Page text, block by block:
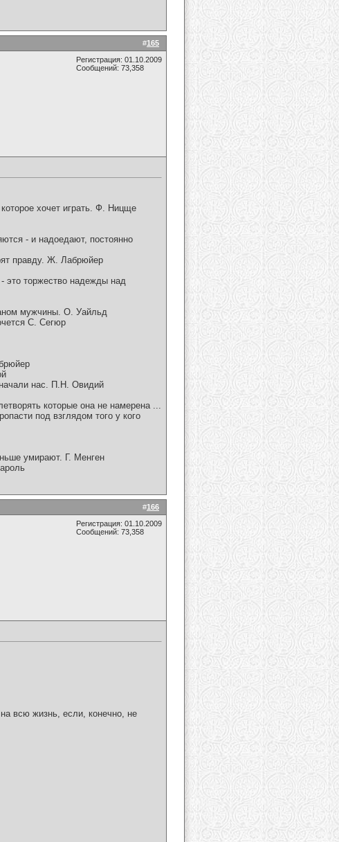
#165
Регистрация: 01.10.2009
Сообщений: 73,358
хочет играть. Ф. Ницще
- и надоедают, постоянно
правду. Ж. Лабрюйер
это торжество надежды над
мужчины. О. Уайльд
С. Сегюр
нас. П.Н. Овидий
которые она не намерена ...
под взглядом того у кого
умирают. Г. Менген
#166
Регистрация: 01.10.2009
Сообщений: 73,358
всю жизнь, если, конечно, не